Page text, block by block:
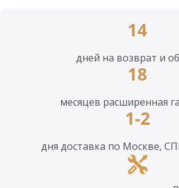
14
дней на возврат и
18
месяцев расширенная
1-2
дня доставка по Москве,